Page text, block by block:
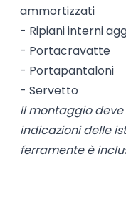
ammortizzati
- Ripiani interni
- Portacravatte
- Portapantaloni
- Servetto
Il montaggio
indicazioni delle
ferramente è